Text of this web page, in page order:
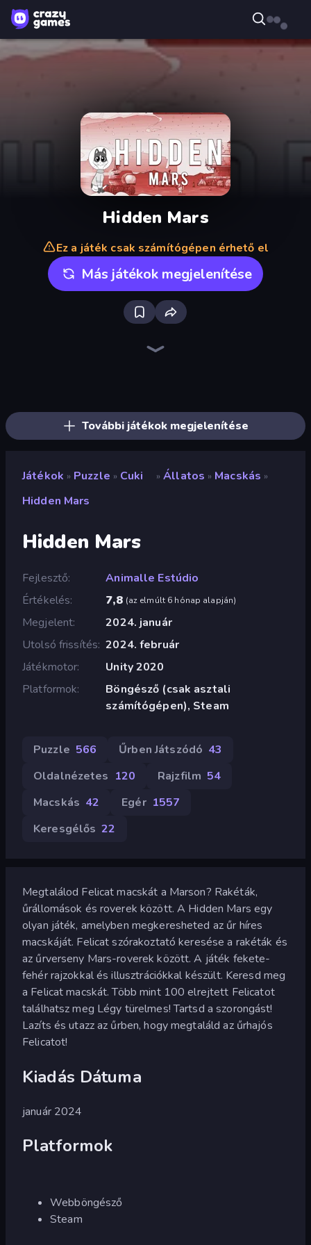
Hidden Mars
Ez a játék csak számítógépen érhető el
Más játékok megjelenítése
További játékok megjelenítése
Játékok » Puzzle » Cuki » Állatos » Macskás »
Hidden Mars
Hidden Mars
Fejlesztő
Animalle Estúdio
Értékelés
7,8 (az elmúlt 6 hónap alapján)
Megjelent
2024. január
Utolsó frissítés 2024. február
Játékmotor
Unity 2020
Platformok
Böngésző (csak asztali
számítógépen), Steam
Puzzle 566 Űrben Játszódó 43
Oldalnézetes 120 Rajzfilm 54
Macskás 42 Egér 1557
Keresgélős 22
Megtalálod Felicat macskát a Marson? Rakéták,
űrállomások és roverek között. A Hidden Mars egy
olyan játék, amelyben megkeresheted az űr híres
macskáját. Felicat szórakoztató keresése a rakéták és
az űrverseny Mars-roverek között. A játék fekete-
fehér rajzokkal és illusztrációkkal készült. Keresd meg
a Felicat macskát. Több mint 100 elrejtett Felicatot
találhatsz meg Légy türelmes! Tartsd a szorongást!
Lazíts és utazz az űrben, hogy megtaláld az űrhajós
Felicatot!
Kiadás Dátuma
január 2024
Platformok
Webböngésző
Steam